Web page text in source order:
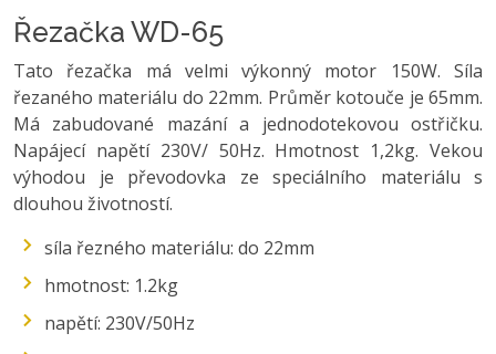
Řezačka WD-65
Tato řezačka má velmi výkonný motor 150W. Síla
řezaného materiálu do 22mm. Průměr kotouče je 65mm.
Má zabudované mazání a jednodotekovou ostřičku.
Napájecí napětí 230V/ 50Hz. Hmotnost 1,2kg. Vekou
výhodou je převodovka ze speciálního materiálu s
dlouhou životností.
síla řezného materiálu: do 22mm
hmotnost: 1.2kg
napětí: 230V/50Hz